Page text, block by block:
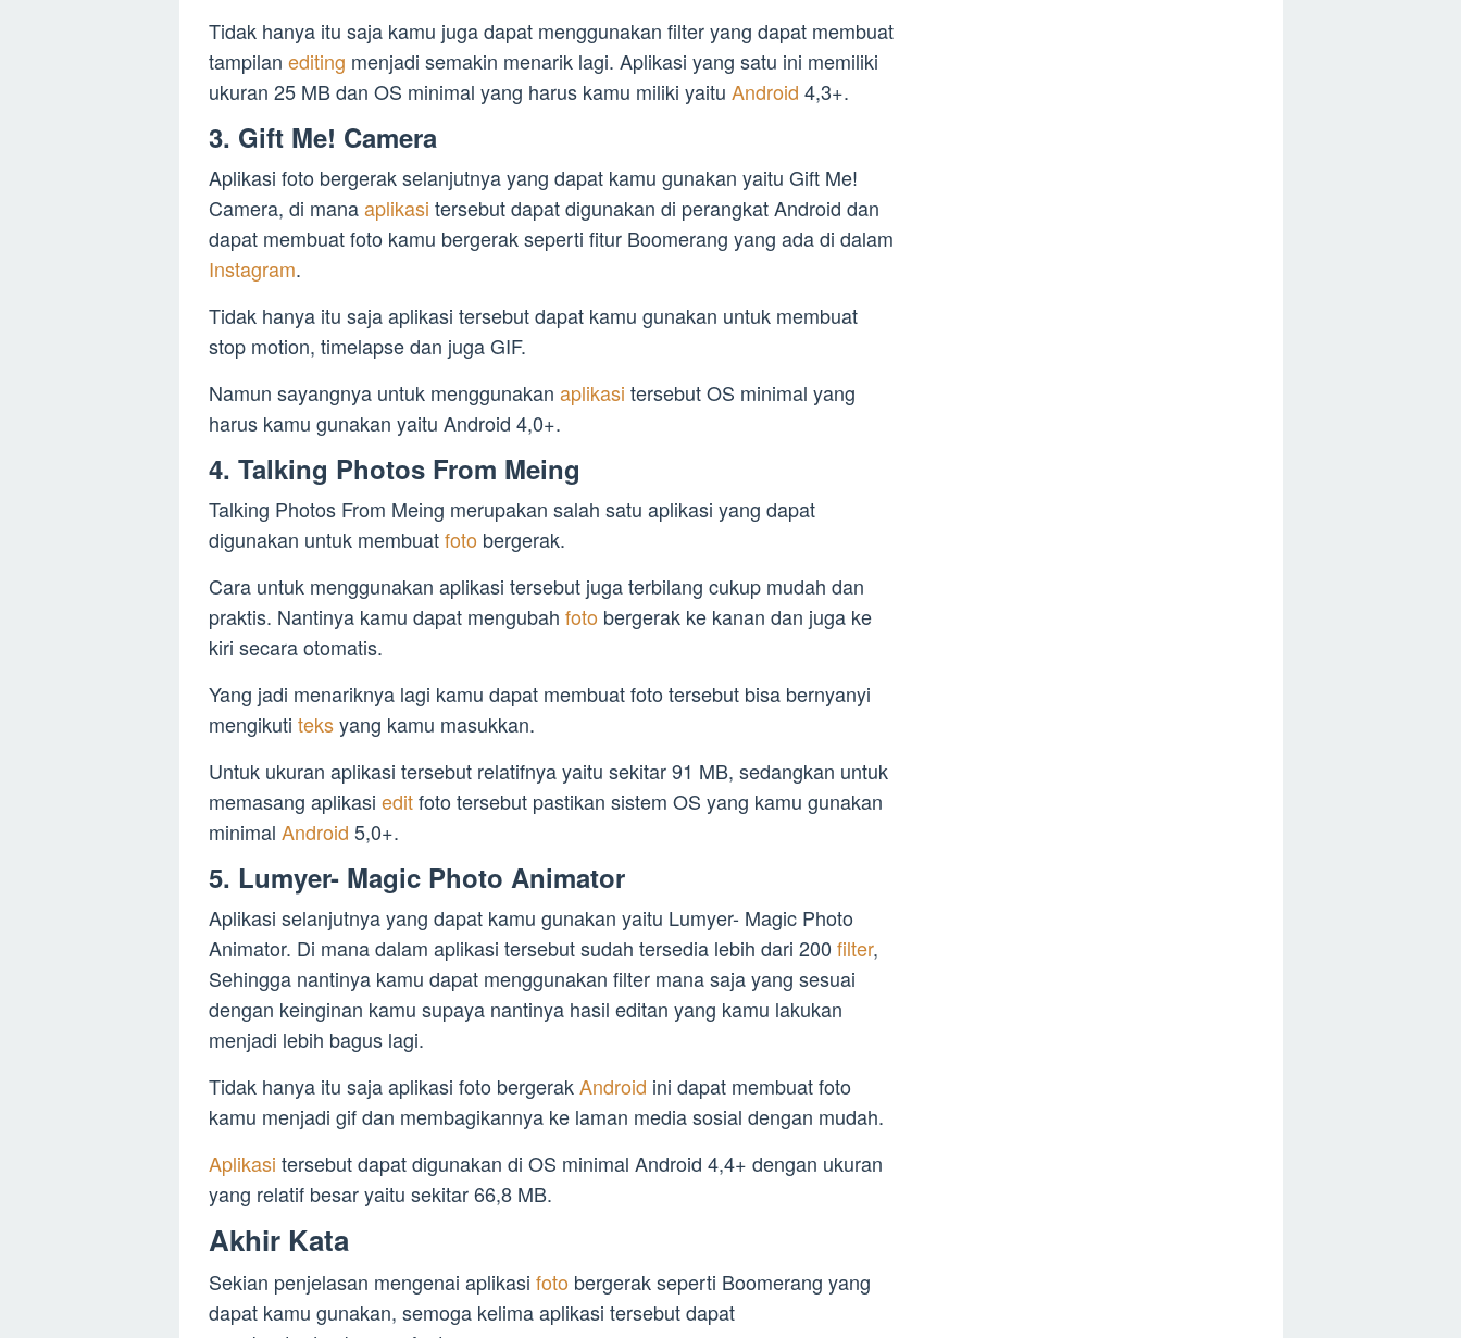
Tidak hanya itu saja kamu juga dapat menggunakan filter yang dapat membuat
tampilan editing menjadi semakin menarik lagi. Aplikasi yang satu ini memiliki
ukuran 25 MB dan OS minimal yang harus kamu miliki yaitu Android 4,3+.
3. Gift Me! Camera
Aplikasi foto bergerak selanjutnya yang dapat kamu gunakan yaitu Gift Me!
Camera, di manaaplikasi tersebut dapat digunakan di perangkat Android dan
dapat membuat foto kamu bergerak seperti fitur Boomerang yang ada di dalam
Instagram.
Tidak hanya itu saja aplikasi tersebut dapat kamu gunakan untuk membuat
stop motion, timelapse dan juga GIF.
Namun sayangnya untuk menggunakan aplikasi tersebut OS minimal yang
harus kamu gunakan yaitu Android 4,0+.
4. Talking Photos From Meing
Talking Photos From Meing merupakan salah satu aplikasi yang dapat
digunakan untuk membuatfoto bergerak.
Cara untuk menggunakan aplikasi tersebut juga terbilang cukup mudah dan
praktis. Nantinya kamu dapat mengubah foto bergerak ke kanan dan juga ke
kiri secara otomatis.
Yang jadi menariknya lagi kamu dapat membuat foto tersebut bisa bernyanyi
mengikuti teksyang kamu masukkan.
Untuk ukuran aplikasi tersebut relatifnya yaitu sekitar 91 MB, sedangkan untuk
memasang aplikasi editfoto tersebut pastikan sistem OS yang kamu gunakan
minimal Android 5,0+.
5. Lumyer- Magic Photo Animator
Aplikasi selanjutnya yang dapat kamu gunakan yaitu Lumyer- Magic Photo
Animator. Di mana dalam aplikasi tersebut sudah tersedia lebih dari 200 filter,
Sehingga nantinya kamu dapat menggunakan filter mana saja yang sesuai
dengan keinginan kamu supaya nantinya hasil editan yang kamu lakukan
menjadi lebih bagus lagi.
Tidak hanya itu saja aplikasi foto bergerakAndroid ini dapat membuat foto
kamu menjadi gif dan membagikannya ke laman media sosial dengan mudah.
Aplikasi tersebut dapat digunakan di OS minimal Android 4,4+ dengan ukuran
yang relatif besar yaitu sekitar 66,8 MB.
Akhir Kata
Sekian penjelasan mengenai aplikasi foto bergerak seperti Boomerang yang
dapat kamu gunakan, semoga kelima aplikasi tersebut dapat